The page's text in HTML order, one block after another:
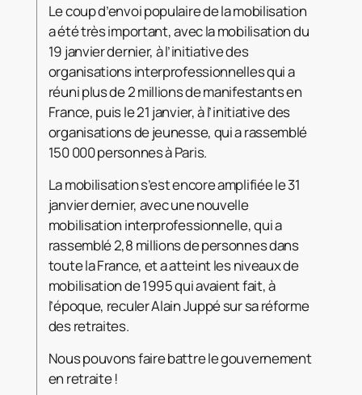
Le coup d’envoi populaire de la mobilisation
a été très important, avec la mobilisation du
19 janvier dernier, à l’initiative des
organisations interprofessionnelles qui a
réuni plus de 2 millions de manifestants en
France, puis le 21 janvier, à l’initiative des
organisations de jeunesse, qui a rassemblé
150 000 personnes à Paris.
La mobilisation s’est encore amplifiée le 31
janvier dernier, avec une nouvelle
mobilisation interprofessionnelle, qui a
rassemblé 2,8 millions de personnes dans
toute la France, et a atteint les niveaux de
mobilisation de 1995 qui avaient fait, à
l’époque, reculer Alain Juppé sur sa réforme
des retraites.
Nous pouvons faire battre le gouvernement
en retraite !